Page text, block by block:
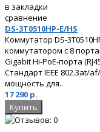
в закладки
сравнение
DS-3T0510HP-E/HS
Коммутатор DS-
коммутатором с 8
Gigabit Hi-PoE-порта
Стандарт IEEE 802.3at/
мощность для..
17 290 р.